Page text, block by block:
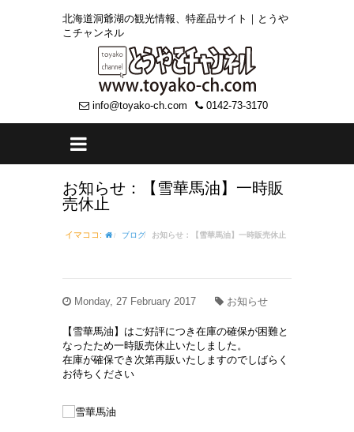
北海道洞爺湖の観光情報、特産品サイト｜とうや
こチャンネル
info@toyako-ch.com 0142-73-3170
お知らせ：【雪華馬油】一時販
売休止
イマココ: ブログ お知らせ：【雪華馬油】一時販売休止
Monday, 27 February 2017 お知らせ
【雪華馬油】はご好評につき在庫の確保が困難と
なったため一時販売休止いたしました。
在庫が確保でき次第再販いたしますのでしばらく
お待ちください